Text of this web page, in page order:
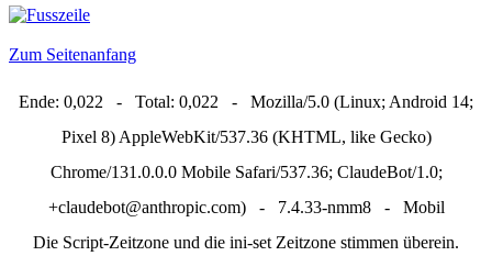
Zum Seitenanfang
Ende: 0,022 - Total: 0,022 - Mozilla/5.0 (Linux; Android 14;
Pixel 8) AppleWebKit/537.36 (KHTML, like Gecko)
Chrome/131.0.0.0 Mobile Safari/537.36; ClaudeBot/1.0;
+claudebot@anthropic.com) - 7.4.33-nmm8 - Mobil
Die Script-Zeitzone und die ini-set Zeitzone stimmen überein.